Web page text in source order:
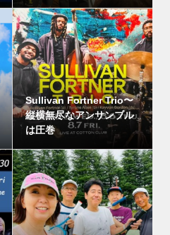
Sullivan Fortner Trio〜
縦横無尽なアンサンブル
は圧巻